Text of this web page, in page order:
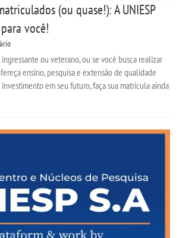
(ou quase!): A UNIESP
você!
ou veterano, ou se você busca realizar
ensino, pesquisa e extensão de qualidade
em seu futuro, faça sua matrícula ainda